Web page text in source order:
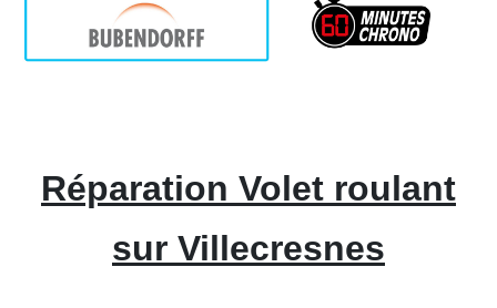
Réparation Volet roulant
sur Villecresnes